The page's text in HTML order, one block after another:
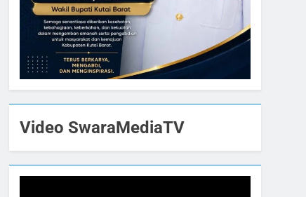
Video SwaraMediaTV